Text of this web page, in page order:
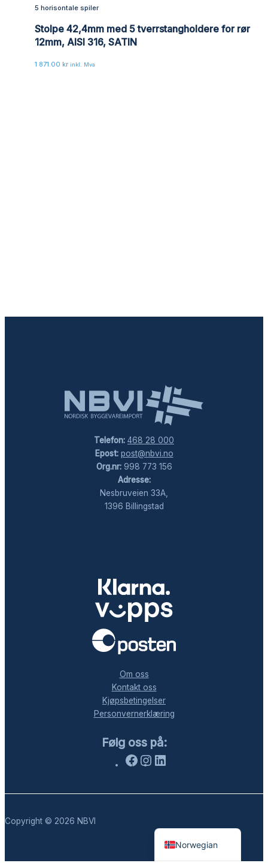
5 horisontale spiler
Stolpe 42,4mm med 5 tverrstangholdere for rør
12mm, AISI 316, SATIN
1 871.00 kr inkl. Mva
Telefon: 468 28 000
Epost: post@nbvi.no
Org.nr:998 773 156
Adresse:
Nesbruveien 33A,
1396 Billingstad
Om oss
Kontakt oss
Kjøpsbetingelser
Personvernerklæring
Følg oss på:
Facebook
Instagram
Copyright © 2026 NBVI
Norwegian